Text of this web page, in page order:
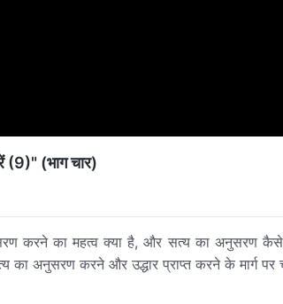
(9)" (भाग चार)
करने का महत्व क्या है, और सत्य का अनुसरण
का अनुसरण करने और उद्धार प्राप्त करने के मार्ग